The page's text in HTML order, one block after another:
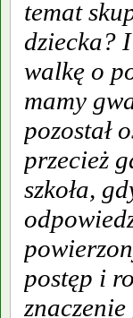
temat
dziecka?
walkę o
mamy
pozostał
przecież
szkoła,
postęp i